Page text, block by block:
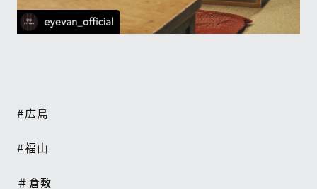
#広島
#福山
＃倉敷